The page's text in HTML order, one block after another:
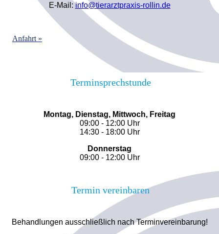
E-Mail:info@tierarztpraxis-rollin.de
Anfahrt »
Terminsprechstunde
Montag, Dienstag, Mittwoch, Freitag
09:00 - 12:00 Uhr
14:30 - 18:00 Uhr
Donnerstag
09:00 - 12:00 Uhr
Termin vereinbaren
Behandlungen ausschließlich nach Terminvereinbarung!